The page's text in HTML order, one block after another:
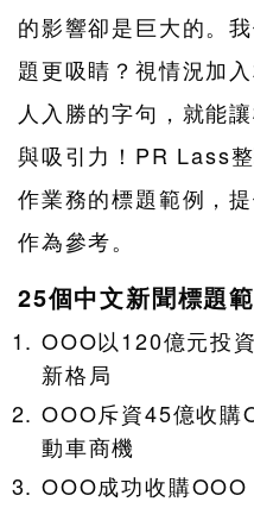
的影響卻是巨大的。
題更吸睛？視情況加
人入勝的字句，就能
與吸引力！PR Lass
作業務的標題範例，
作為參考。
25個中文新聞標題範
OOO以120億元投
新格局
OOO斥資45億收購
動車商機
OOO成功收購